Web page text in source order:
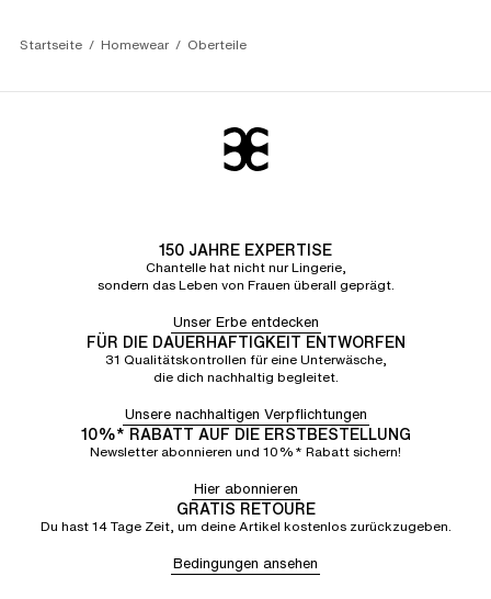
Startseite Homewear Oberteile
150 JAHRE EXPERTISE
Chantelle hat nicht nur Lingerie,
sondern das Leben von Frauen überall geprägt.
Unser Erbe entdecken
FÜR DIE DAUERHAFTIGKEIT ENTWORFEN
31 Qualitätskontrollen für eine Unterwäsche,
die dich nachhaltig begleitet.
Unsere nachhaltigen Verpflichtungen
10%* RABATT AUF DIE ERSTBESTELLUNG
Newsletter abonnieren und 10%* Rabatt sichern!
Hier abonnieren
GRATIS RETOURE
Du hast 14 Tage Zeit, um deine Artikel kostenlos zurückzugeben.
Bedingungen ansehen